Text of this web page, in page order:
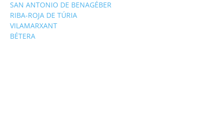
SAN ANTONIO DE BENAGÉBER
RIBA-ROJA DE TÚRIA
VILAMARXANT
BÉTERA